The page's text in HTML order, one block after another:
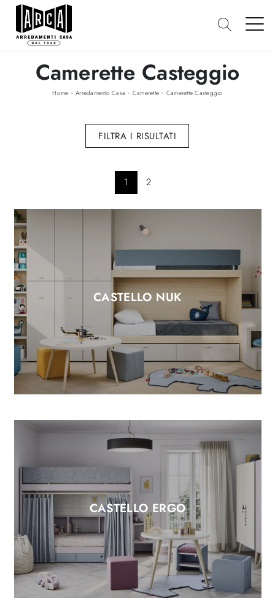
Camerette Casteggio
Home -Arredamento Casa - Camerette - Camerette Casteggio
FILTRA I RISULTATI
1 2
CASTELLO NUK
CASTELLO ERGO